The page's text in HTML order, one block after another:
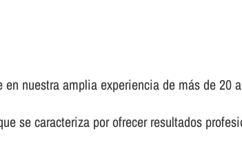
nuestra amplia experiencia de más de 20
se caracteriza por ofrecer resultados